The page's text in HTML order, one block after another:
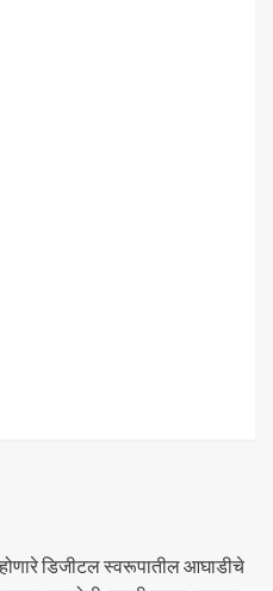
डिजीटल स्वरूपातील आघाडीचे